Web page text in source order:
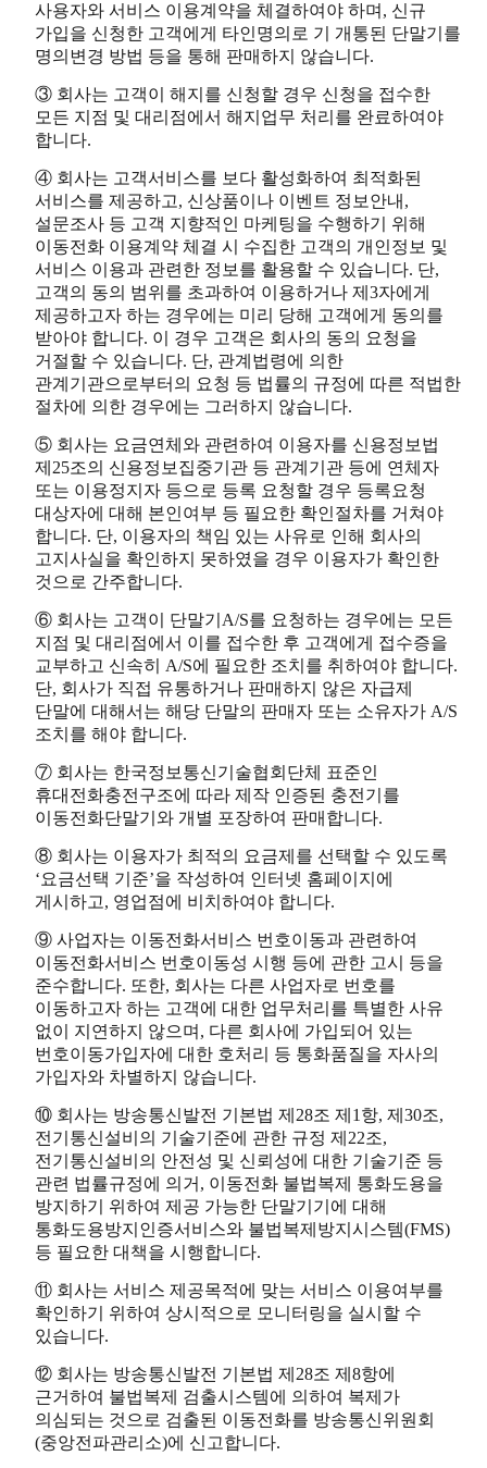
사용자와 서비스 이용계약을 체결하여야 하며, 신규
가입을 신청한 고객에게 타인명의로 기 개통된 단말기를
명의변경 방법 등을 통해 판매하지 않습니다.
③ 회사는 고객이 해지를 신청할 경우 신청을 접수한
모든 지점 및 대리점에서 해지업무 처리를 완료하여야
합니다.
④ 회사는 고객서비스를 보다 활성화하여 최적화된
서비스를 제공하고, 신상품이나 이벤트 정보안내,
설문조사 등 고객 지향적인 마케팅을 수행하기 위해
이동전화 이용계약 체결 시 수집한 고객의 개인정보 및
서비스 이용과 관련한 정보를 활용할 수 있습니다. 단,
고객의 동의 범위를 초과하여 이용하거나 제3자에게
제공하고자 하는 경우에는 미리 당해 고객에게 동의를
받아야 합니다. 이 경우 고객은 회사의 동의 요청을
거절할 수 있습니다. 단, 관계법령에 의한
관계기관으로부터의 요청 등 법률의 규정에 따른 적법한
절차에 의한 경우에는 그러하지 않습니다.
⑤ 회사는 요금연체와 관련하여 이용자를 신용정보법
제25조의 신용정보집중기관 등 관계기관 등에 연체자
또는 이용정지자 등으로 등록 요청할 경우 등록요청
대상자에 대해 본인여부 등 필요한 확인절차를 거쳐야
합니다. 단, 이용자의 책임 있는 사유로 인해 회사의
고지사실을 확인하지 못하였을 경우 이용자가 확인한
것으로 간주합니다.
⑥ 회사는 고객이 단말기A/S를 요청하는 경우에는 모든
지점 및 대리점에서 이를 접수한 후 고객에게 접수증을
교부하고 신속히 A/S에 필요한 조치를 취하여야 합니다.
단, 회사가 직접 유통하거나 판매하지 않은 자급제
단말에 대해서는 해당 단말의 판매자 또는 소유자가 A/S
조치를 해야 합니다.
⑦ 회사는 한국정보통신기술협회단체 표준인
휴대전화충전구조에 따라 제작 인증된 충전기를
이동전화단말기와 개별 포장하여 판매합니다.
⑧ 회사는 이용자가 최적의 요금제를 선택할 수 있도록
‘요금선택 기준’을 작성하여 인터넷 홈페이지에
게시하고, 영업점에 비치하여야 합니다.
⑨ 사업자는 이동전화서비스 번호이동과 관련하여
이동전화서비스 번호이동성 시행 등에 관한 고시 등을
준수합니다. 또한, 회사는 다른 사업자로 번호를
이동하고자 하는 고객에 대한 업무처리를 특별한 사유
없이 지연하지 않으며, 다른 회사에 가입되어 있는
번호이동가입자에 대한 호처리 등 통화품질을 자사의
가입자와 차별하지 않습니다.
⑩ 회사는 방송통신발전 기본법 제28조 제1항, 제30조,
전기통신설비의 기술기준에 관한 규정 제22조,
전기통신설비의 안전성 및 신뢰성에 대한 기술기준 등
관련 법률규정에 의거, 이동전화 불법복제 통화도용을
방지하기 위하여 제공 가능한 단말기기에 대해
통화도용방지인증서비스와 불법복제방지시스템(FMS)
등 필요한 대책을 시행합니다.
⑪ 회사는 서비스 제공목적에 맞는 서비스 이용여부를
확인하기 위하여 상시적으로 모니터링을 실시할 수
있습니다.
⑫ 회사는 방송통신발전 기본법 제28조 제8항에
근거하여 불법복제 검출시스템에 의하여 복제가
의심되는 것으로 검출된 이동전화를 방송통신위원회
(중앙전파관리소)에 신고합니다.